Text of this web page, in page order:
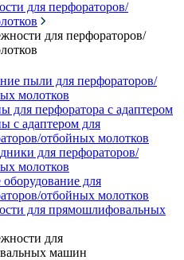
для перфораторов/
для перфораторов/
пыли для перфораторов/
молотков
для перфоратора с адаптером
с адаптером для
отбойных молотков
для перфораторов/
молотков
для
отбойных молотков
для прямошлифовальных
для
машин